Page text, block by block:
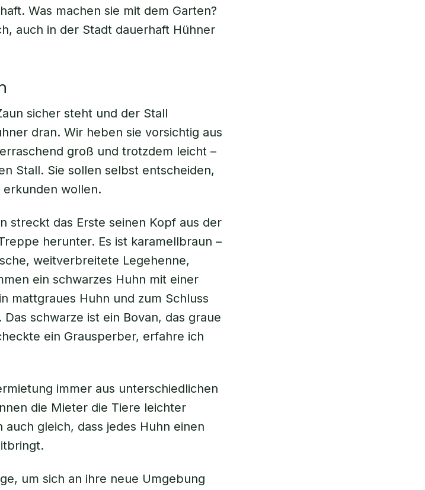
Was machen sie mit dem Garten?
auch in der Stadt dauerhaft Hühner
sicher steht und der Stall
dran. Wir heben sie vorsichtig aus
groß und trotzdem leicht –
Stall. Sie sollen selbst entscheiden,
wollen.
streckt das Erste seinen Kopf aus der
herunter. Es ist karamellbraun –
weitverbreitete Legehenne,
ein schwarzes Huhn mit einer
mattgraues Huhn und zum Schluss
schwarze ist ein Bovan, das graue
ein Grausperber, erfahre ich
immer aus unterschiedlichen
die Mieter die Tiere leichter
gleich, dass jedes Huhn einen
um sich an ihre neue Umgebung